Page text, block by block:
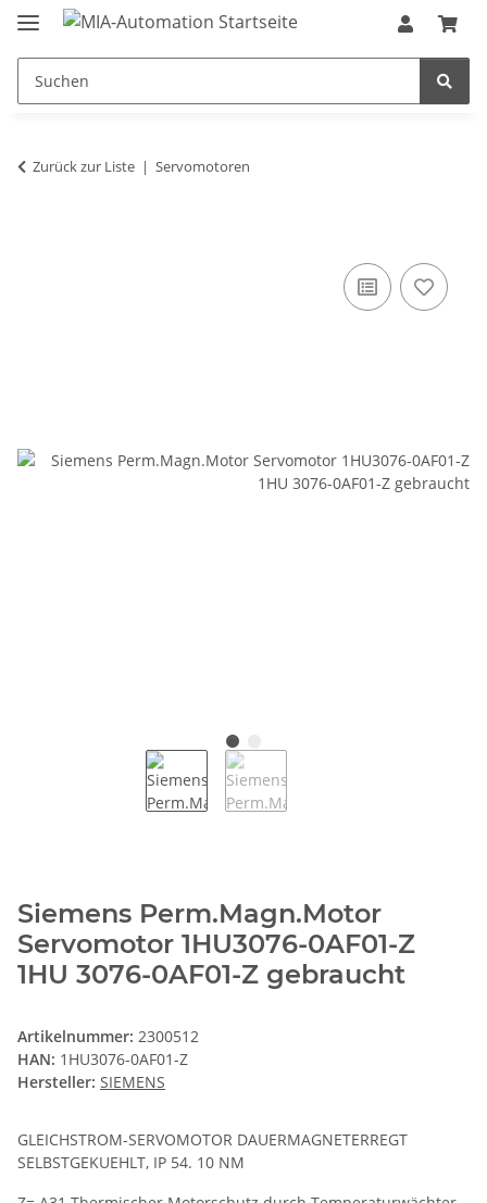
Zurück zur Liste Servomotoren
Siemens Perm.Magn.Motor
Servomotor 1HU3076-0AF01-Z
1HU 3076-0AF01-Z gebraucht
Artikelnummer: 2300512
HAN: 1HU3076-0AF01-Z
Hersteller: SIEMENS
GLEICHSTROM-SERVOMOTOR DAUERMAGNETERREGT
SELBSTGEKUEHLT, IP 54. 10 NM